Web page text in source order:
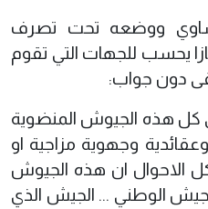
ووضعه تحت تصرف
يحسب للجهات التي تقوم
دون جواب:
كل هذه الجيوش المنضوية
وجهوية مزاجية او
الاحوال ان هذه الجيوش
الوطني ... الجيش الذي